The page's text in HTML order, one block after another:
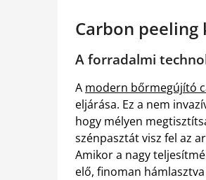
Carbon
A forradalmi
A modern bőrmegújító
eljárása. Ez a nem
hogy mélyen
szénpasztát visz fel az
Amikor a nagy
elő, finoman